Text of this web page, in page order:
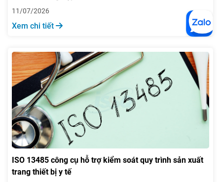
11/07/2026
Xem chi tiết
ISO 13485 công cụ hỗ trợ kiểm soát quy trình sản xuất
trang thiết bị y tế